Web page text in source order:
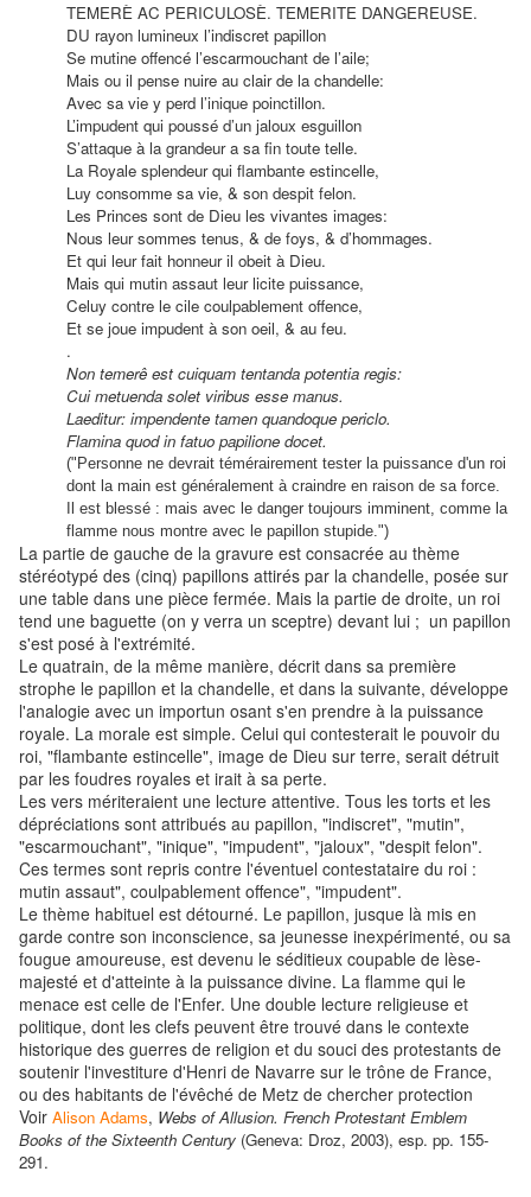
TEMERÈ AC PERICULOSÈ. TEMERITE DANGEREUSE.
DU rayon lumineux l’indiscret papillon
Se mutine offencé l’escarmouchant de l’aile;
Mais ou il pense nuire au clair de la chandelle:
Avec sa vie y perd l’inique poinctillon.
L’impudent qui poussé d’un jaloux esguillon
S’attaque à la grandeur a sa fin toute telle.
La Royale splendeur qui flambante estincelle,
Luy consomme sa vie, & son despit felon.
Les Princes sont de Dieu les vivantes images:
Nous leur sommes tenus, & de foys, & d’hommages.
Et qui leur fait honneur il obeit à Dieu.
Mais qui mutin assaut leur licite puissance,
Celuy contre le cile coulpablement offence,
Et se joue impudent à son oeil, & au feu.
.
Non temerê est cuiquam tentanda potentia regis:
Cui metuenda solet viribus esse manus.
Laeditur: impendente tamen quandoque periclo.
Flamina quod in fatuo papilione docet.
("Personne ne devrait témérairement tester la puissance d'un roi
dont la main est généralement à craindre en raison de sa force.
Il est blessé : mais avec le danger toujours imminent, comme la
flamme nous montre avec le papillon stupide.")
La partie de gauche de la gravure est consacrée au thème
stéréotypé des (cinq) papillons attirés par la chandelle, posée sur
une table dans une pièce fermée. Mais la partie de droite, un roi
tend une baguette (on y verra un sceptre) devant lui ; un papillon
s'est posé à l'extrémité.
Le quatrain, de la même manière, décrit dans sa première
strophe le papillon et la chandelle, et dans la suivante, développe
l'analogie avec un importun osant s'en prendre à la puissance
royale. La morale est simple. Celui qui contesterait le pouvoir du
roi, "flambante estincelle", image de Dieu sur terre, serait détruit
par les foudres royales et irait à sa perte.
Les vers mériteraient une lecture attentive. Tous les torts et les
dépréciations sont attribués au papillon, "indiscret", "mutin",
"escarmouchant", "inique", "impudent", "jaloux", "despit felon".
Ces termes sont repris contre l'éventuel contestataire du roi :
mutin assaut", coulpablement offence", "impudent".
Le thème habituel est détourné. Le papillon, jusque là mis en
garde contre son inconscience, sa jeunesse inexpérimenté, ou sa
fougue amoureuse, est devenu le séditieux coupable de lèse-
majesté et d'atteinte à la puissance divine. La flamme qui le
menace est celle de l'Enfer. Une double lecture religieuse et
politique, dont les clefs peuvent être trouvé dans le contexte
historique des guerres de religion et du souci des protestants de
soutenir l'investiture d'Henri de Navarre sur le trône de France,
ou des habitants de l'évêché de Metz de chercher protection
Voir Alison Adams, Webs of Allusion. French Protestant Emblem
Books of the Sixteenth Century (Geneva: Droz, 2003), esp. pp. 155-
291.